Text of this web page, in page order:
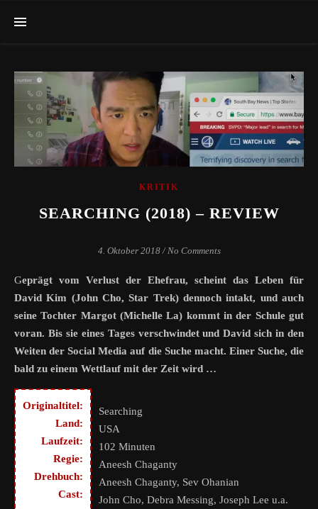
KRITIK
SEARCHING (2018) – REVIEW
4. Oktober 2018 / No Comments
Geprägt vom Verlust der Ehefrau, scheint das Leben für
David Kim (John Cho, Star Trek) dennoch intakt, und auch
seine Tochter Margot (Michelle La) kommt in der Schule gut
voran. Bis sie eines Tages verschwindet und David sich in den
Weiten der Social Media auf die Suche macht. Einer Suche, die
bald zu einem Wettlauf mit der Zeit wird …
Originaltitel:
Land:
Laufzeit:
Regie:
Drehbuch:
Cast:
Searching
USA
102 Minuten
Aneesh Chaganty
Aneesh Chaganty, Sev Ohanian
John Cho, Debra Messing, Joseph Lee u.a.